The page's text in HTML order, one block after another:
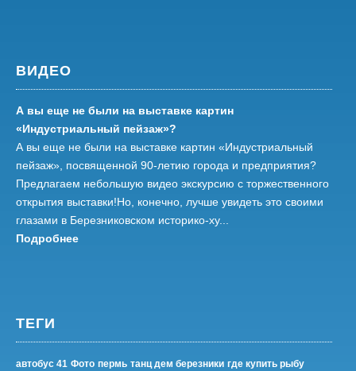
ВИДЕО
А вы еще не были на выставке картин
«Индустриальный пейзаж»?
А вы еще не были на выставке картин «Индустриальный
пейзаж», посвященной 90-летию города и предприятия?
Предлагаем небольшую видео экскурсию с торжественного
открытия выставки!Но, конечно, лучше увидеть это своими
глазами в Березниковском историко-ху...
Подробнее
ТЕГИ
автобус 41 Фото пермь танц дем березники где купить рыбу